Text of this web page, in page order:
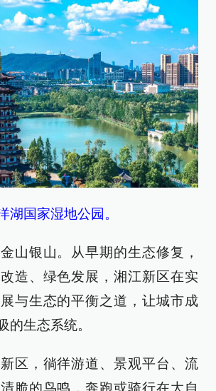
湖国家湿地公园。
山银山。从早期的生态修复，
造、绿色发展，湘江新区在实
与生态的平衡之道，让城市成
的生态系统。
区，徜徉游道、景观平台、流
脆的鸟鸣，奔跑或骑行在大自